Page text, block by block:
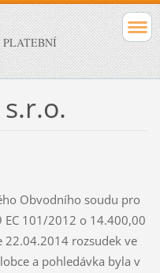
PLATEBNÍ
Obvodního soudu pro
EC 101/2012 o 14.400,00
22.04.2014 rozsudek ve
a pohledávka byla v